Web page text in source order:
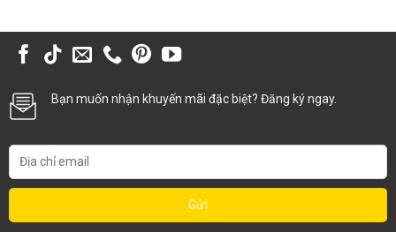
Bạn muốn nhận khuyến mãi đặc biệt? Đăng ký ngay.